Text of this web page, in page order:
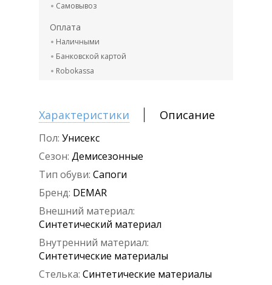
Самовывоз
Оплата
Наличными
Банковской картой
Robokassa
Характеристики Описание
Пол: Унисекс
Сезон: Демисезонные
Тип обуви: Сапоги
Бренд: DEMAR
Внешний материал:
Синтетический материал
Внутренний материал:
Синтетические материалы
Стелька: Синтетические материалы